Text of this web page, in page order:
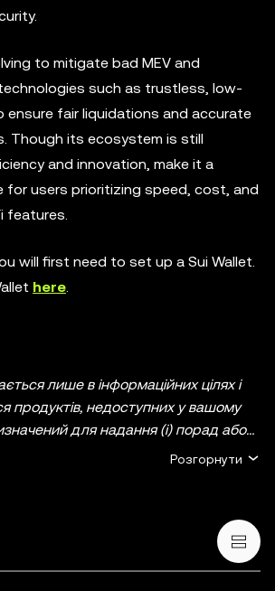
to mitigate bad MEV and
such as trustless, low-
ensure fair liquidations and accurate
Though its ecosystem is still
and innovation, make it a
for users prioritizing speed, cost, and
features.
will first need to set up a Sui Wallet.
here.
лише в інформаційних цілях і
продуктів, недоступних у вашому
для надання (i) порад або
інвестування; (ii) пропозицій або
цифрові активи, включно
й NFT, пов’язані з високим ступенем
Розгорнути